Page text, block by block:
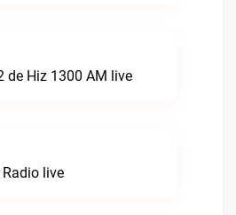
de Hiz 1300 AM live
live